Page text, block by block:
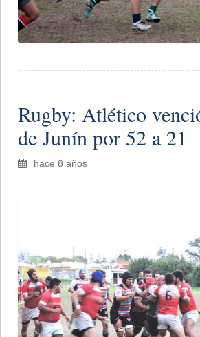
Rugby: Atlético
de Junín por 52 a 21
hace 8 años